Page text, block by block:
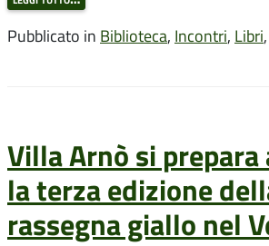
Pubblicato in Biblioteca, Incontri, Libri,
Villa Arnò si
la terza edizione
rassegna giallo nel